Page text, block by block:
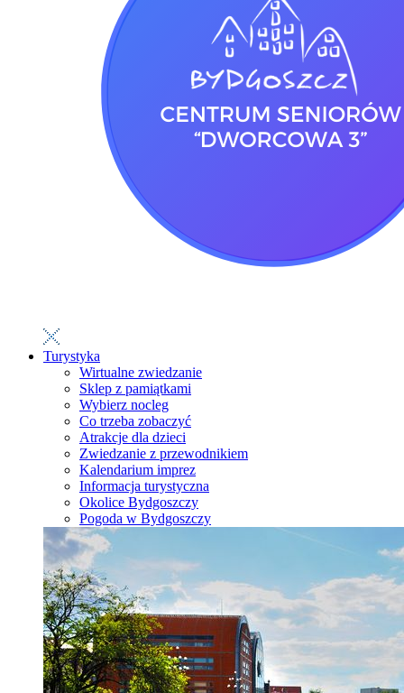
Turystyka
Wirtualne zwiedzanie
Sklep z pamiątkami
Wybierz nocleg
Co trzeba zobaczyć
Atrakcje dla dzieci
Zwiedzanie z przewodnikiem
Kalendarium imprez
Informacja turystyczna
Okolice Bydgoszczy
Pogoda w Bydgoszczy